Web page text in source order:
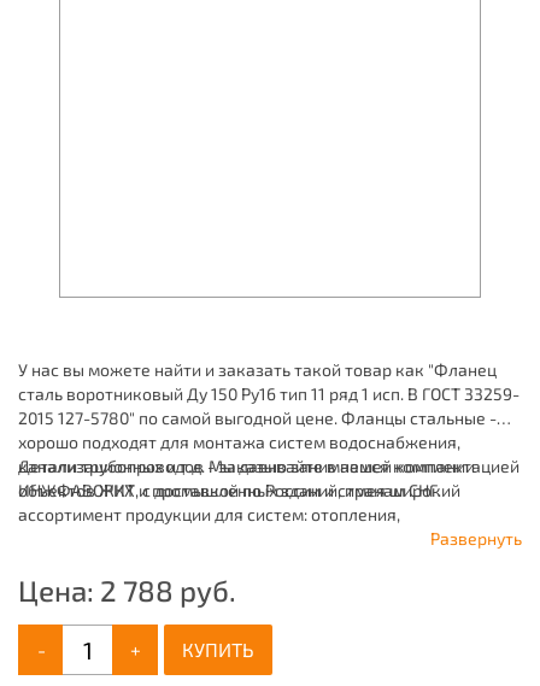
У нас вы можете найти и заказать такой товар как "Фланец
сталь воротниковый Ду 150 Ру16 тип 11 ряд 1 исп. B ГОСТ 33259-
2015 127-5780" по самой выгодной цене. Фланцы стальные -
хорошо подходят для монтажа систем водоснабжения,
канализационных и т.д. Мы давно занимаемся комплектацией
объектов ЖКХ и промышленных зданий, имея широкий
ассортимент продукции для систем: отопления,
Детали трубопроводов - заказывайте в нашей компании
ИНЖФАВОРИТ, с доставкой по России и странам СНГ.
Развернуть
Цена: 2 788 руб.
- + КУПИТЬ